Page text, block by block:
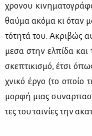
χρο­νου
θαύ­μα ακό­μα κι όταν
τό­τη­τά του. Ακρι­βώς
με­σα στην ελ­πί­δα και
σκε­πτι­κι­σμό, έτσι
χνι­κό έρ­γο (το οποίο
μορ­φή μιας
τες του ται­νί­ες την